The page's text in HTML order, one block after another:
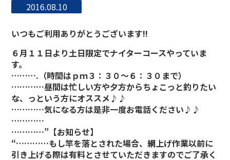
2016.08.10
いつもご利用ありがとうございます!!
６月１１日より土日限定でナイターコースやっていま
す。
……….（時間はｐｍ３：３０～６：３０まで）
…………昼間は忙しい方や夕方からちょこっと釣りたい
な、っという方にオススメ♪♪
…………気になる方は是非一度お電話ください♪♪
…………
…………” 【お知らせ】
“…………もし竿を落とされた場合、網上げ作業以前に
引き上げる際は有料とさせていただきますのでご了承く